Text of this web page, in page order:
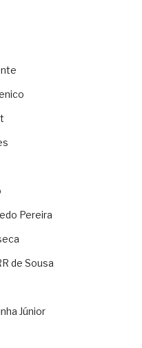
Pereira
de Sousa
Júnior